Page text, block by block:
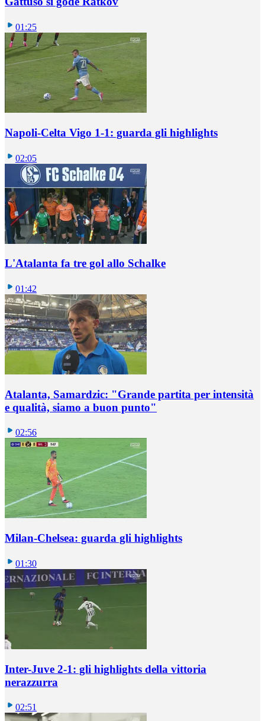
01:25
Napoli-Celta Vigo 1-1: guarda gli highlights
02:05
L'Atalanta fa tre gol allo Schalke
01:42
Atalanta, Samardzic: "Grande partita per intensità
e qualità, siamo a buon punto"
02:56
Milan-Chelsea: guarda gli highlights
01:30
Inter-Juve 2-1: gli highlights della vittoria
nerazzurra
02:51